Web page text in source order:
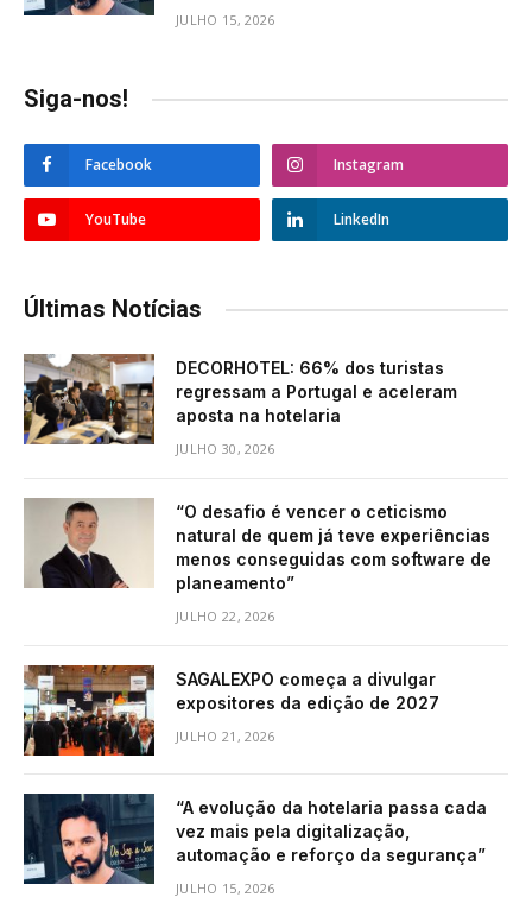
JULHO 15, 2026
Siga-nos!
Facebook Instagram
YouTube LinkedIn
Últimas Notícias
DECORHOTEL: 66% dos turistas
regressam a Portugal e aceleram
aposta na hotelaria
JULHO 30, 2026
“O desafio é vencer o ceticismo
natural de quem já teve experiências
menos conseguidas com software de
planeamento”
JULHO 22, 2026
SAGALEXPO começa a divulgar
expositores da edição de 2027
JULHO 21, 2026
“A evolução da hotelaria passa cada
vez mais pela digitalização,
automação e reforço da segurança”
JULHO 15, 2026